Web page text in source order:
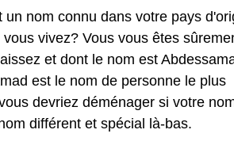
nom connu dans votre pays
vivez? Vous vous êtes
et dont le nom est
est le nom de personne le plus
devriez déménager si votre
différent et spécial là-bas.